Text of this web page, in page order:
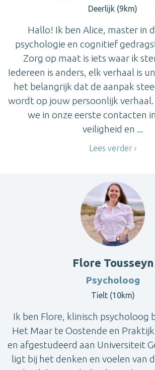
Deerlijk (9km)
Hallo! Ik ben Alice, master in
psychologie en cognitief
Zorg op maat is iets waar ik
Iedereen is anders, elk verhaal is
het belangrijk dat de aanpak
wordt op jouw persoonlijk
we in onze eerste contacten
veiligheid en ...
Lees verder
Flore Tousseyn
Psycholoog
Tielt (10km)
Ik ben Flore, klinisch psycholoog
Het Maar te Oostende en
en afgestudeerd aan Universiteit
ligt bij het denken en voelen van